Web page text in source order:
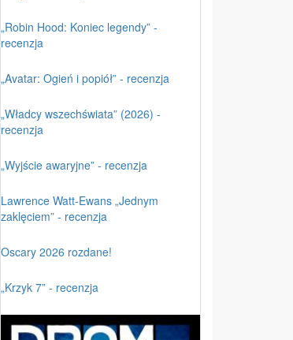
„Robin Hood: Koniec legendy” -
recenzja
„Avatar: Ogień i popiół” - recenzja
„Władcy wszechświata” (2026) -
recenzja
„Wyjście awaryjne” - recenzja
Lawrence Watt-Ewans „Jednym
zaklęciem” - recenzja
Oscary 2026 rozdane!
„Krzyk 7” - recenzja